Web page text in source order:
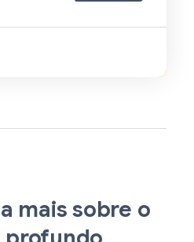
mais sobre o